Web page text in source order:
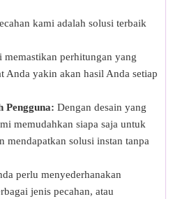
kami adalah solusi terbaik
perhitungan yang
Anda yakin akan hasil Anda setiap
Pengguna: Dengan desain yang
memudahkan siapa saja untuk
mendapatkan solusi instan tanpa
perlu menyederhanakan
jenis pecahan, atau